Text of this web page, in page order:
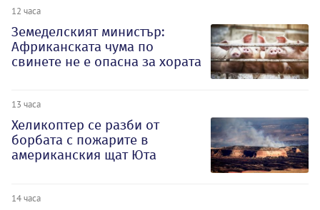
12 часа
Земеделският министър:
Африканската чума по
свинете не е опасна за хората
13 часа
Хеликоптер се разби от
борбата с пожарите в
американския щат Юта
14 часа